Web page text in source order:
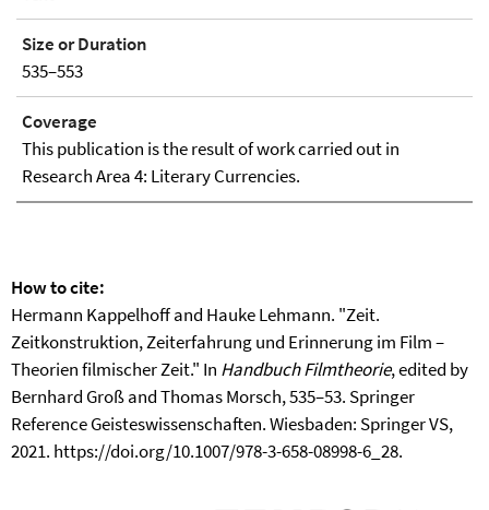
Size or Duration
535–553
Coverage
This publication is the result of work carried out in
Research Area 4: Literary Currencies.
How to cite:
Hermann Kappelhoff and Hauke Lehmann. "Zeit.
Zeitkonstruktion, Zeiterfahrung und Erinnerung im Film –
Theorien filmischer Zeit." In Handbuch Filmtheorie, edited by
Bernhard Groß and Thomas Morsch, 535–53. Springer
Reference Geisteswissenschaften. Wiesbaden: Springer VS,
2021. https://doi.org/10.1007/978-3-658-08998-6_28.